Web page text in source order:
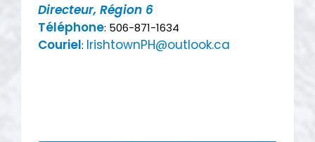
Directeur, Région 6
Téléphone: 506-871-1634
Couriel: IrishtownPH@outlook.ca